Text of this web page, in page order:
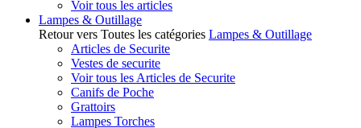
Voir tous les articles
Lampes & Outillage
Retour vers Toutes les catégories Lampes & Outillage
Articles de Securite
Vestes de securite
Voir tous les Articles de Securite
Canifs de Poche
Grattoirs
Lampes Torches